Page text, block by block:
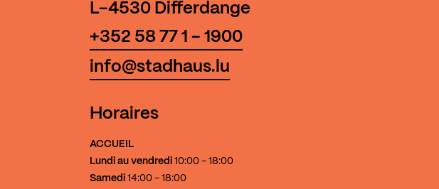
L-4530 Differdange
+352 58 77 1 - 1900
info@stadhaus.lu
Horaires
ACCUEIL
Lundi au vendredi 10:00 - 18:00
Samedi 14:00 - 18:00